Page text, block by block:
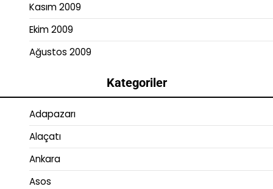
Kasım 2009
Ekim 2009
Ağustos 2009
Kategoriler
Adapazarı
Alaçatı
Ankara
Asos